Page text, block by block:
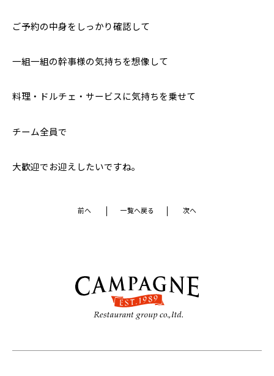
ご予約の中身をしっかり確認して
一組一組の幹事様の気持ちを想像して
料理・ドルチェ・サービスに気持ちを乗せて
チーム全員で
大歓迎でお迎えしたいですね。
前へ 一覧へ戻る 次へ